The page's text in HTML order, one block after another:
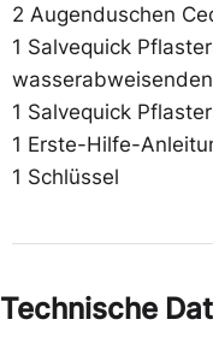
2 Augenduschen
1 Salvequick
1 Salvequick
1 Erste-Hilfe-
1 Schlüssel
Technische